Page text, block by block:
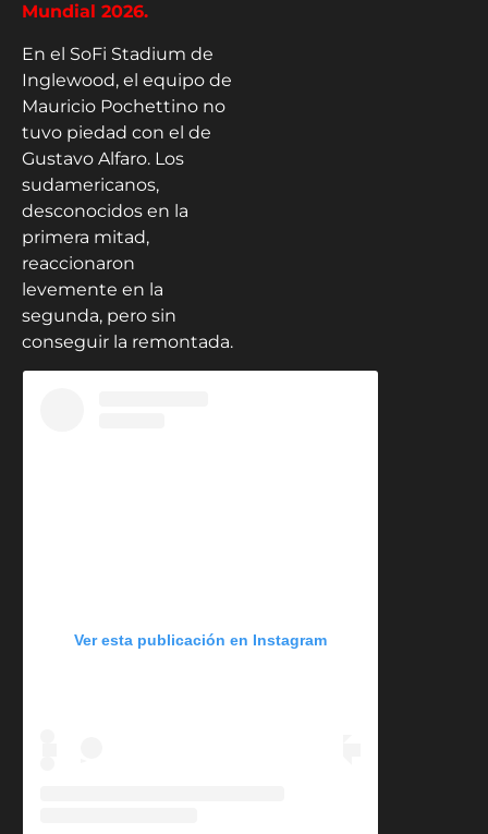
Mundial 2026.
En el SoFi Stadium de
Inglewood, el equipo de
Mauricio Pochettino no
tuvo piedad con el de
Gustavo Alfaro. Los
sudamericanos,
desconocidos en la
primera mitad,
reaccionaron
levemente en la
segunda, pero sin
conseguir la remontada.
Ver esta publicación en Instagram